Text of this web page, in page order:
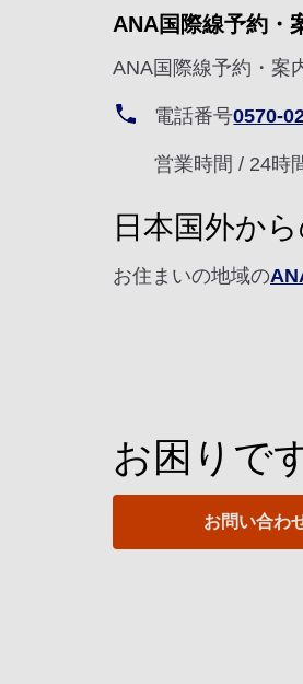
ANA国際線予約・
ANA国際線予約・案
電話番号0570-
営業時
日本国外か
お住まいの地域の
お困りで
お問い合わ